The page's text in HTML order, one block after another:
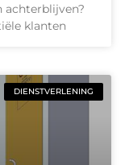
achterblijven?
klanten
DIENSTVERLENING